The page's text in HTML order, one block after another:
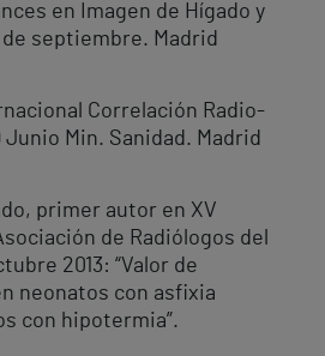
en Imagen de Hígado y
septiembre. Madrid
Correlación Radio-
Junio Min. Sanidad. Madrid
primer autor en XV
de Radiólogos del
2013: “Valor de
neonatos con asfixia
con hipotermia”.